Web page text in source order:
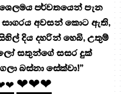
පර්වතයෙන් පැන
සාගරය අවසන් කොට ඇති,
දිය දහරින් හෙබි, උතුම්
ලෝ සතුන්ගේ සසර දුක්
බස්නා සේක්වා!”
❤❤❤